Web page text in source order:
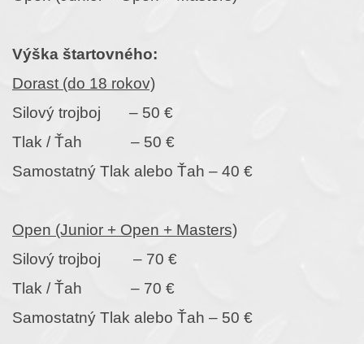
Výška štartovného:
Dorast (do 18 rokov)
Silový trojboj – 50 €
Tlak / Ťah – 50 €
Samostatný Tlak alebo Ťah – 40 €
Open (Junior + Open + Masters)
Silový trojboj – 70 €
Tlak / Ťah – 70 €
Samostatný Tlak alebo Ťah – 50 €